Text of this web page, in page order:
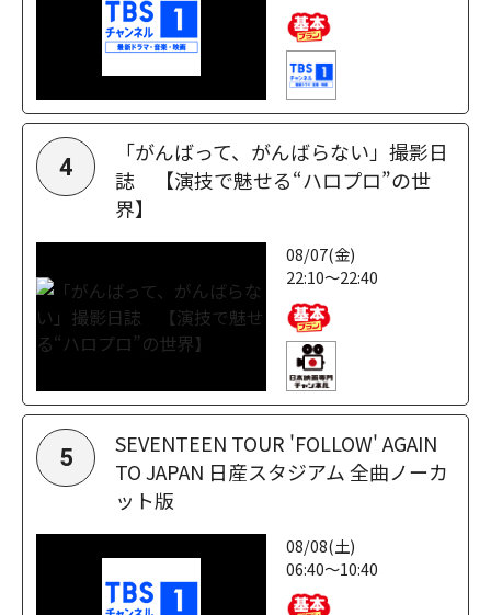
4
「がんばって、がんばらない」撮影日
誌 【演技で魅せる“ハロプロ”の世
界】
08/07(金)
22:10～22:40
5
SEVENTEEN TOUR 'FOLLOW' AGAIN
TO JAPAN 日産スタジアム 全曲ノーカ
ット版
08/08(土)
06:40～10:40